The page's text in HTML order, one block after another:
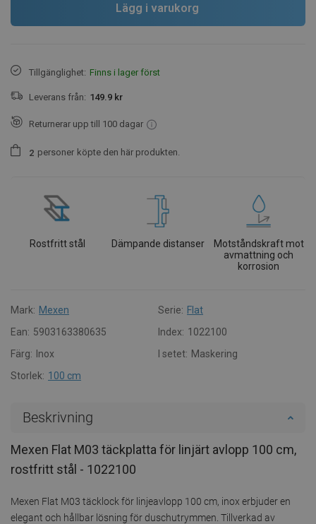
Lägg i varukorg
Tillgänglighet: Finns i lager först
Leverans från: 149.9 kr
Returnerar upp till 100 dagar
2 personer köpte den här produkten.
Rostfritt stål Dämpande distanser
Motståndskraft mot
avmattning och
korrosion
Mark: Mexen Serie: Flat
Ean: 5903163380635 Index: 1022100
Färg:
Inox I setet: Maskering
Storlek: 100 cm
Beskrivning
Mexen Flat M03 täckplatta för linjärt avlopp 100 cm,
rostfritt stål - 1022100
Mexen Flat M03 täcklock för linjeavlopp 100 cm, inox erbjuder en
elegant och hållbar lösning för duschutrymmen. Tillverkad av